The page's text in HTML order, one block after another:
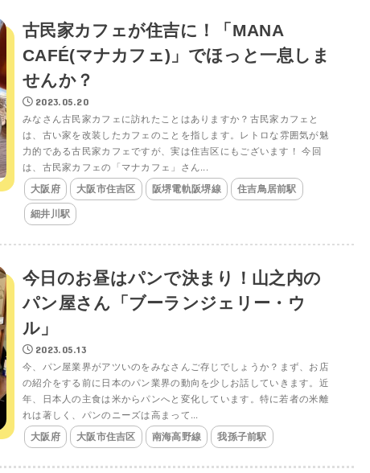
古民家カフェが住吉に！「MANA
CAFÉ(マナカフェ)」でほっと一息しま
せんか？
2023.05.20
みなさん古民家カフェに訪れたことはありますか？古民家カフェと
は、古い家を改装したカフェのことを指します。レトロな雰囲気が魅
力的である古民家カフェですが、実は住吉区にもございます！ 今回
は、古民家カフェの「マナカフェ」さん...
大阪府 大阪市住吉区 阪堺電軌阪堺線 住吉鳥居前駅
細井川駅
今日のお昼はパンで決まり！山之内の
パン屋さん「ブーランジェリー・ウ
ル」
2023.05.13
今、パン屋業界がアツいのをみなさんご存じでしょうか？まず、お店
の紹介をする前に日本のパン業界の動向を少しお話していきます。近
年、日本人の主食は米からパンへと変化しています。特に若者の米離
れは著しく、パンのニーズは高まって...
大阪府 大阪市住吉区 南海高野線 我孫子前駅